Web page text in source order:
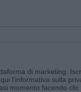
di marketing.
l'informativa sulla
momento facendo